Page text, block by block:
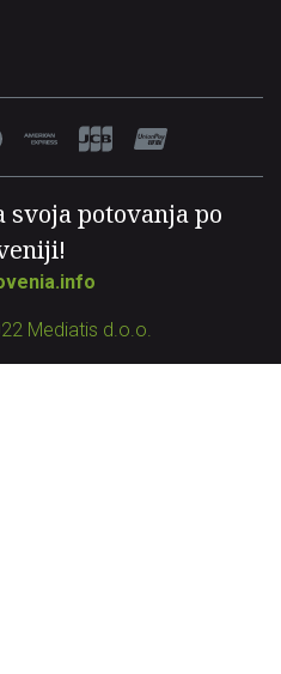
svoja potovanja po
Mediatis d.o.o.